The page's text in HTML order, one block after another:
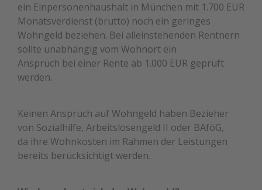
ein Einpersonenhaushalt in München mit 1.700 EUR
Monatsverdienst (brutto) noch ein geringes
Wohngeld beziehen. Bei alleinstehenden Rentnern
sollte unabhängig vom Wohnort ein
Anspruch bei einer Rente ab 1.000 EUR geprüft
werden.
Keinen Anspruch auf Wohngeld haben Bezieher
von Sozialhilfe, Arbeitslosengeld II oder BAföG,
da ihre Wohnkosten im Rahmen der Leistungen
bereits berücksichtigt werden.